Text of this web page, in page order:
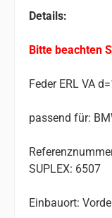
Details:
Bitte beachten
Feder ERL VA
passend für:
SUPLEX: 6507
Einbauort: